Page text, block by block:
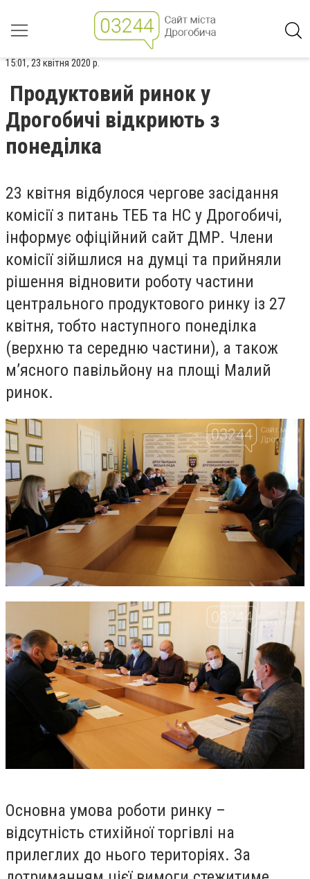
15:01, 23 квітня 2020 р.
Продуктовий ринок у
Дрогобичі відкриють з
понеділка
23 квітня відбулося чергове засідання
комісії з питань ТЕБ та НС у Дрогобичі,
інформує офіційний сайт ДМР. Члени
комісії зійшлися на думці та прийняли
рішення відновити роботу частини
центрального продуктового ринку із 27
квітня, тобто наступного понеділка
(верхню та середню частини), а також
м’ясного павільйону на площі Малий
ринок.
Основна умова роботи ринку –
відсутність стихійної торгівлі на
прилеглих до нього територіях. За